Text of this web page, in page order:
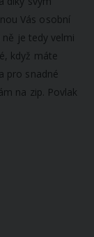
Vás osobní
je tedy velmi
když máte
pro snadné
na zip. Povlak